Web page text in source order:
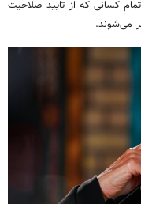
کسانی که از تایید صلاحیت‌